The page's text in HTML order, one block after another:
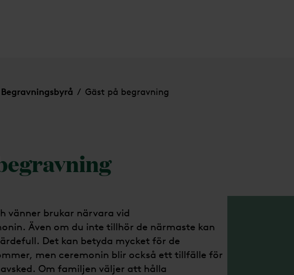
/ Gäst på begravning
vänner brukar närvara vid
Även om du inte tillhör de närmaste kan
Det kan betyda mycket för de
men ceremonin blir också ett tillfälle för
Om familjen väljer att hålla